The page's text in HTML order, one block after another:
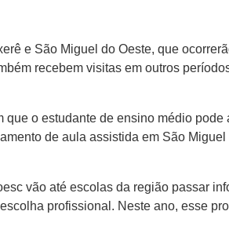
e São Miguel do Oeste, que
recebem visitas em outros
o estudante de ensino médio pode
de aula assistida em São
vão até escolas da região passar
profissional. Neste ano, esse